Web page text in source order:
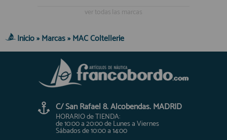
ver todas las marcas
Inicio»Marcas»MAC Coltellerie
C/ San Rafael 8. Alcobendas. MADRID
HORARIO de TIENDA:
de 10:00 a 20:00 de Lunes a Viernes
Sábados de 10:00 a 14:00